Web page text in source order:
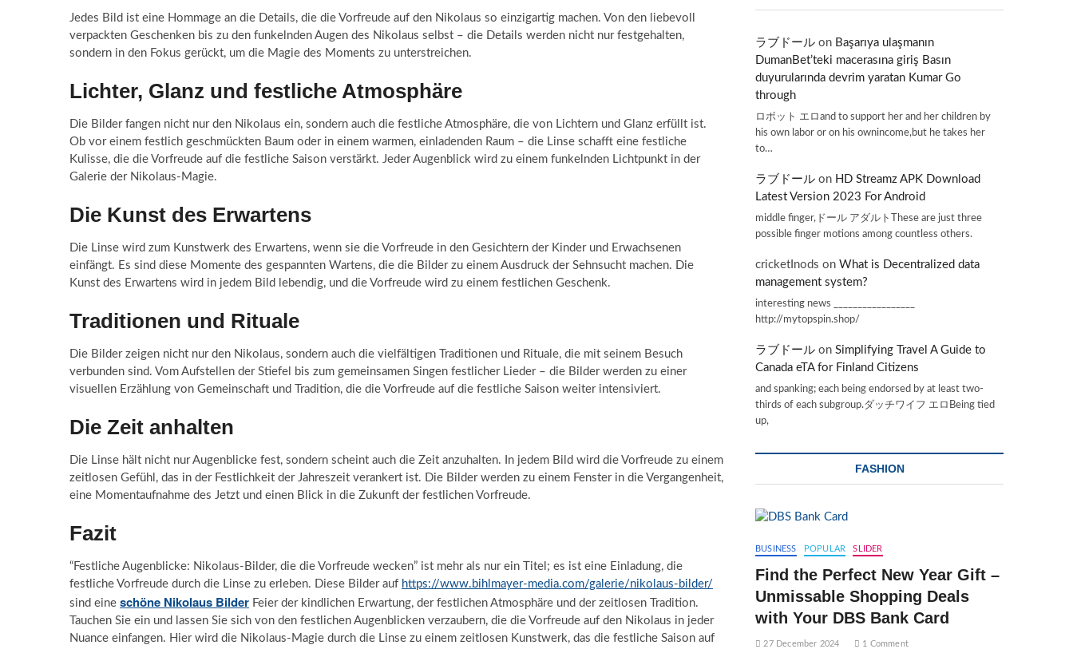
Jedes Bild ist eine Hommage an die Details, die die Vorfreude auf den Nikolaus so einzigartig machen. Von den liebevoll
verpackten Geschenken bis zu den funkelnden Augen des Nikolaus selbst – die Details werden nicht nur festgehalten,
sondern in den Fokus gerückt, um die Magie des Moments zu unterstreichen.
Lichter, Glanz und festliche Atmosphäre
Die Bilder fangen nicht nur den Nikolaus ein, sondern auch die festliche Atmosphäre, die von Lichtern und Glanz erfüllt ist.
Ob vor einem festlich geschmückten Baum oder in einem warmen, einladenden Raum – die Linse schafft eine festliche
Kulisse, die die Vorfreude auf die festliche Saison verstärkt. Jeder Augenblick wird zu einem funkelnden Lichtpunkt in der
Galerie der Nikolaus-Magie.
Die Kunst des Erwartens
Die Linse wird zum Kunstwerk des Erwartens, wenn sie die Vorfreude in den Gesichtern der Kinder und Erwachsenen
einfängt. Es sind diese Momente des gespannten Wartens, die die Bilder zu einem Ausdruck der Sehnsucht machen. Die
Kunst des Erwartens wird in jedem Bild lebendig, und die Vorfreude wird zu einem festlichen Geschenk.
Traditionen und Rituale
Die Bilder zeigen nicht nur den Nikolaus, sondern auch die vielfältigen Traditionen und Rituale, die mit seinem Besuch
verbunden sind. Vom Aufstellen der Stiefel bis zum gemeinsamen Singen festlicher Lieder – die Bilder werden zu einer
visuellen Erzählung von Gemeinschaft und Tradition, die die Vorfreude auf die festliche Saison weiter intensiviert.
Die Zeit anhalten
Die Linse hält nicht nur Augenblicke fest, sondern scheint auch die Zeit anzuhalten. In jedem Bild wird die Vorfreude zu einem
zeitlosen Gefühl, das in der Festlichkeit der Jahreszeit verankert ist. Die Bilder werden zu einem Fenster in die Vergangenheit,
eine Momentaufnahme des Jetzt und einen Blick in die Zukunft der festlichen Vorfreude.
Fazit
“Festliche Augenblicke: Nikolaus-Bilder, die die Vorfreude wecken” ist mehr als nur ein Titel; es ist eine Einladung, die
festliche Vorfreude durch die Linse zu erleben. Diese Bilder auf https://www.bihlmayer-media.com/galerie/nikolaus-bilder/
sind eine schöne Nikolaus Bilder Feier der kindlichen Erwartung, der festlichen Atmosphäre und der zeitlosen Tradition.
Tauchen Sie ein und lassen Sie sich von den festlichen Augenblicken verzaubern, die die Vorfreude auf den Nikolaus in jeder
Nuance einfangen. Hier wird die Nikolaus-Magie durch die Linse zu einem zeitlosen Kunstwerk, das die festliche Saison auf
ラブドール on Başarıya ulaşmanın
DumanBet’teki macerasına giriş Basın
duyurularında devrim yaratan Kumar Go
through
ロボット エロand to support her and her children by
his own labor or on his ownincome,but he takes her
to…
ラブドール on HD Streamz APK Download
Latest Version 2023 For Android
middle finger,ドール アダルトThese are just three
possible finger motions among countless others.
cricketInods on What is Decentralized data
management system?
interesting news _________________
http://mytopspin.shop/
ラブドール on Simplifying Travel A Guide to
Canada eTA for Finland Citizens
and spanking; each being endorsed by at least two-
thirds of each subgroup.ダッチワイフ エロBeing tied
up,
FASHION
BUSINESS POPULAR SLIDER
Find the Perfect New Year Gift –
Unmissable Shopping Deals
with Your DBS Bank Card
27 December 2024 1 Comment